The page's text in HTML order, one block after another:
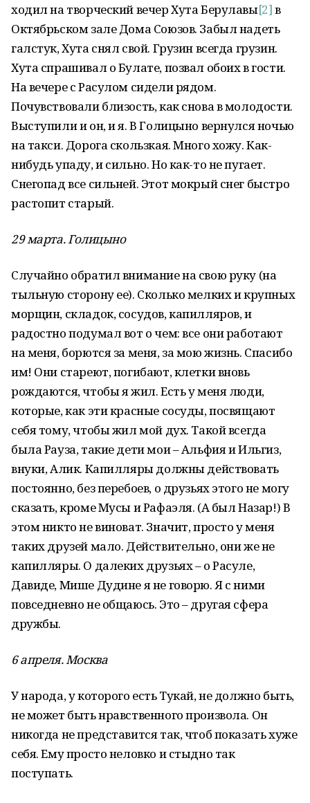
ходил на творческий вечер Хута Берулавы[2]в
Октябрьском зале Дома Союзов. Забыл надеть
галстук, Хута снял свой. Грузин всегда грузин.
Хута спрашивал о Булате, позвал обоих в гости.
На вечере с Расулом сидели рядом.
Почувствовали близость, как снова в молодости.
Выступили и он, и я. В Голицыно вернулся ночью
на такси. Дорога скользкая. Много хожу. Как-
нибудь упаду, и сильно. Но как-то не пугает.
Снегопад все сильней. Этот мокрый снег быстро
растопит старый.
29 марта. Голицыно
Случайно обратил внимание на свою руку (на
тыльную сторону ее). Сколько мелких и крупных
морщин, складок, сосудов, капилляров, и
радостно подумал вот о чем: все они работают
на меня, борются за меня, за мою жизнь. Спасибо
им! Они стареют, погибают, клетки вновь
рождаются, чтобы я жил. Есть у меня люди,
которые, как эти красные сосуды, посвящают
себя тому, чтобы жил мой дух. Такой всегда
была Рауза, такие дети мои – Альфия и Ильгиз,
внуки, Алик. Капилляры должны действовать
постоянно, без перебоев, о друзьях этого не могу
сказать, кроме Мусы и Рафаэля. (А был Назар!) В
этом никто не виноват. Значит, просто у меня
таких друзей мало. Действительно, они же не
капилляры. О далеких друзьях – о Расуле,
Давиде, Мише Дудине я не говорю. Я с ними
повседневно не общаюсь. Это – другая сфера
дружбы.
6 апреля. Москва
У народа, у которого есть Тукай, не должно быть,
не может быть нравственного произвола. Он
никогда не представится так, чтоб показать хуже
себя. Ему просто неловко и стыдно так
поступать.